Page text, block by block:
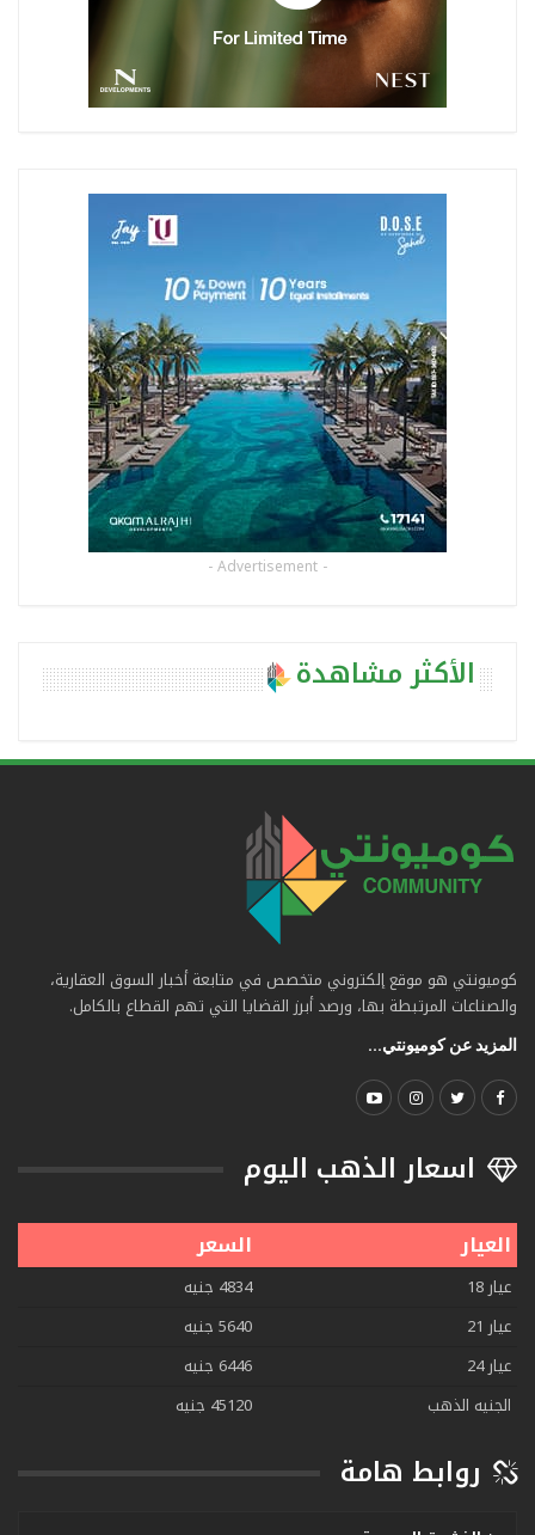
- Advertisement -
الأكثر مشاهدة
كوميونتي هو موقع إلكتروني متخصص في متابعة أخبار السوق العقارية،
والصناعات المرتبطة بها، ورصد أبرز القضايا التي تهم القطاع بالكامل.
المزيد عن كوميونتي...
اسعار الذهب اليوم
العيار السعر
عيار 18
4834 جنيه
عيار 21
5640 جنيه
عيار 24
6446 جنيه
الجنيه الذهب
45120 جنيه
روابط هامة